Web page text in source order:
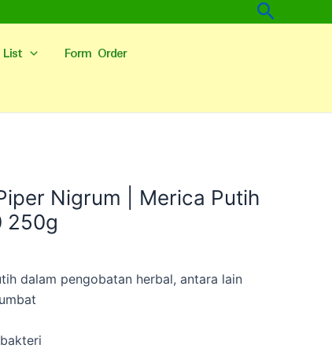
Cari
Form Order
Nigrum | Merica Putih
250g
dalam pengobatan herbal, antara lain